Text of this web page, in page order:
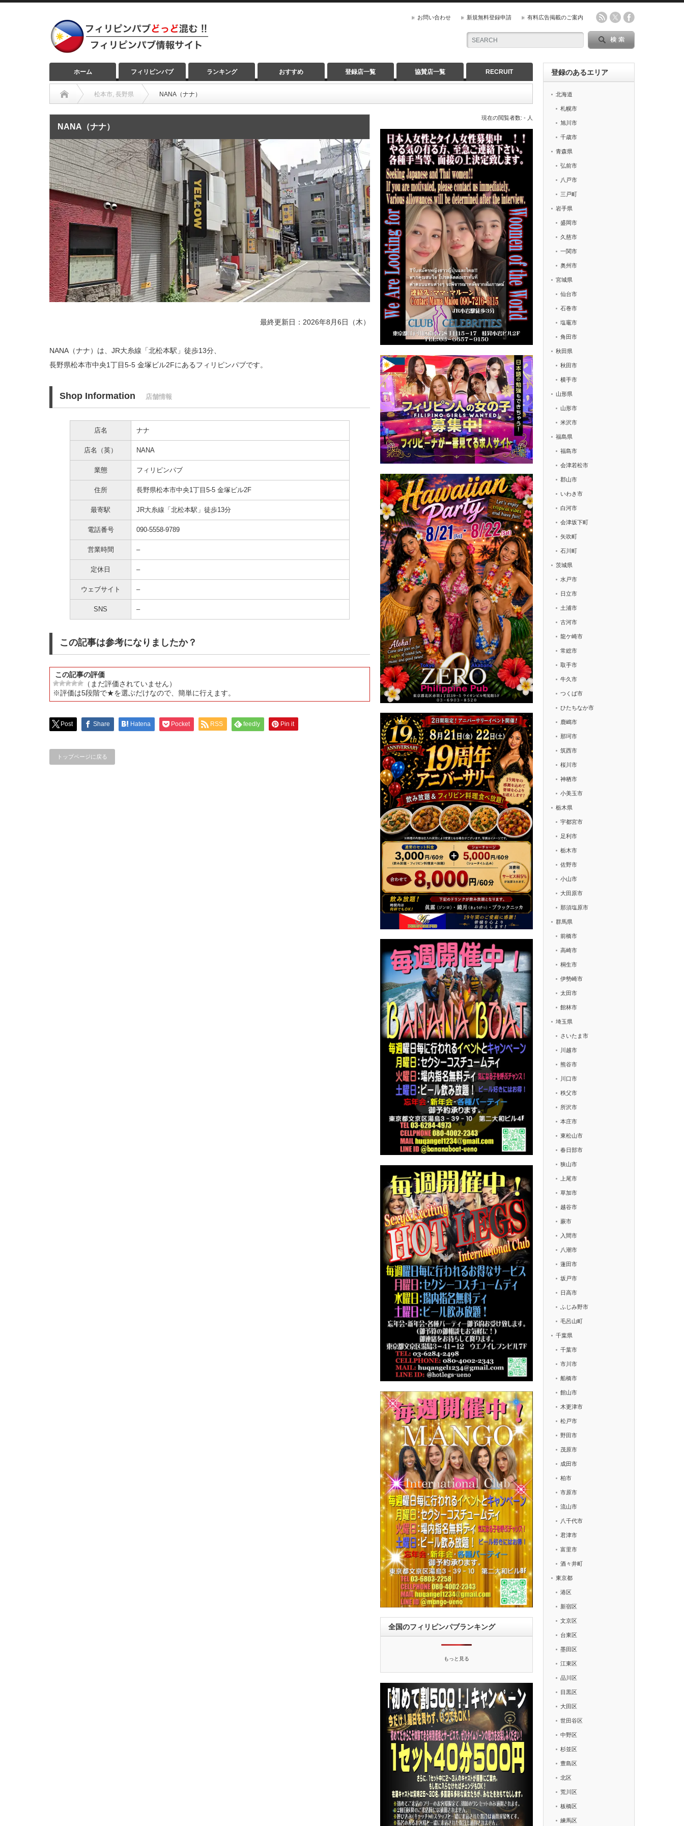
お問い合わせ 新規無料登録申請 有料広告掲載のご案内
ホーム フィリピンパブ ランキング おすすめ 登録店一覧 協賛店一覧 RECRUIT
松本市, 長野県 NANA（ナナ）
NANA（ナナ）
最終更新日：2026年8月6日（木）
NANA（ナナ）は、JR大糸線「北松本駅」徒歩13分、
長野県松本市中央1丁目5-5 金塚ビル2Fにあるフィリピンパブです。
Shop Information 店舗情報
店名 ナナ
店名（英） NANA
業態 フィリピンパブ
住所 長野県松本市中央1丁目5-5 金塚ビル2F
最寄駅 JR大糸線「北松本駅」徒歩13分
電話番号 090-5558-9789
営業時間 –
定休日 –
ウェブサイト –
SNS –
この記事は参考になりましたか？
この記事の評価
（まだ評価されていません）
※評価は5段階で★を選ぶだけなので、簡単に行えます。
Post Share Hatena Pocket RSS feedly Pin it
トップページに戻る
現在の閲覧者数: - 人
全国のフィリピンパブランキング
もっと見る
登録のあるエリア
北海道
札幌市
旭川市
千歳市
青森県
弘前市
八戸市
三戸町
岩手県
盛岡市
久慈市
一関市
奥州市
宮城県
仙台市
石巻市
塩竈市
角田市
秋田県
秋田市
横手市
山形県
山形市
米沢市
福島県
福島市
会津若松市
郡山市
いわき市
白河市
会津坂下町
矢吹町
石川町
茨城県
水戸市
日立市
土浦市
古河市
龍ケ崎市
常総市
取手市
牛久市
つくば市
ひたちなか市
鹿嶋市
那珂市
筑西市
桜川市
神栖市
小美玉市
栃木県
宇都宮市
足利市
栃木市
佐野市
小山市
大田原市
那須塩原市
群馬県
前橋市
高崎市
桐生市
伊勢崎市
太田市
館林市
埼玉県
さいたま市
川越市
熊谷市
川口市
秩父市
所沢市
本庄市
東松山市
春日部市
狭山市
上尾市
草加市
越谷市
蕨市
入間市
八潮市
蓮田市
坂戸市
日高市
ふじみ野市
毛呂山町
千葉県
千葉市
市川市
船橋市
館山市
木更津市
松戸市
野田市
茂原市
成田市
柏市
市原市
流山市
八千代市
君津市
富里市
酒々井町
東京都
港区
新宿区
文京区
台東区
墨田区
江東区
品川区
目黒区
大田区
世田谷区
中野区
杉並区
豊島区
北区
荒川区
板橋区
練馬区